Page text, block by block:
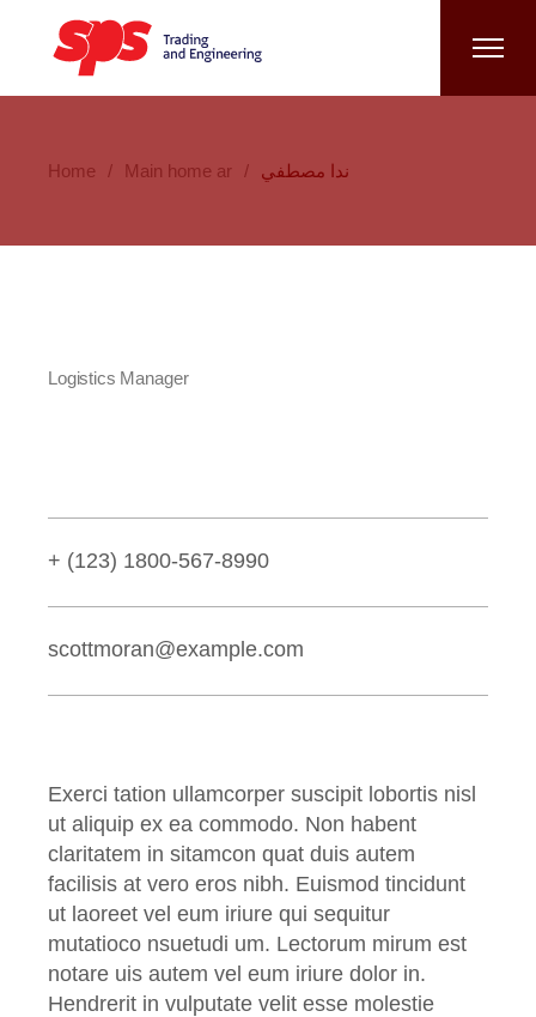
Home Main home ar ندا مصطفي
Logistics Manager
+ (123) 1800-567-8990
scottmoran@example.com
Exerci tation ullamcorper suscipit lobortis nisl
ut aliquip ex ea commodo. Non habent
claritatem in sitamcon quat duis autem
facilisis at vero eros nibh. Euismod tincidunt
ut laoreet vel eum iriure qui sequitur
mutatioco nsuetudi um. Lectorum mirum est
notare uis autem vel eum iriure dolor in.
Hendrerit in vulputate velit esse molestie